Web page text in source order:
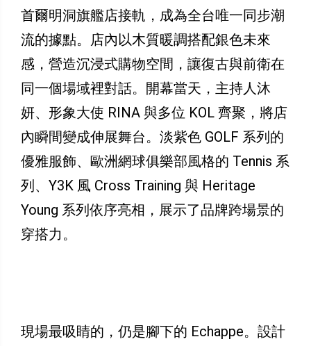
首爾明洞旗艦店接軌，成為全台唯一同步潮
流的據點。店內以木質暖調搭配銀色未來
感，營造沉浸式購物空間，讓復古與前衛在
同一個場域裡對話。開幕當天，主持人沐
妍、形象大使 RINA 與多位 KOL 齊聚，將店
內瞬間變成伸展舞台。淡紫色 GOLF 系列的
優雅服飾、歐洲網球俱樂部風格的 Tennis 系
列、Y3K 風 Cross Training 與 Heritage
Young 系列依序亮相，展示了品牌跨場景的
穿搭力。
現場最吸睛的，仍是腳下的 Echappe。設計